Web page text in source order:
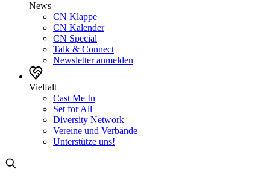
News
CN Klappe
CN Kalender
CN Special
Talk & Connect
Newsletter anmelden
Vielfalt
Cast Me In
Set for All
Diversity Network
Vereine und Verbände
Unterstütze uns!